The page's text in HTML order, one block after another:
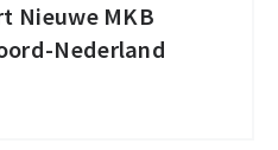
Nieuwe MKB
Nederland